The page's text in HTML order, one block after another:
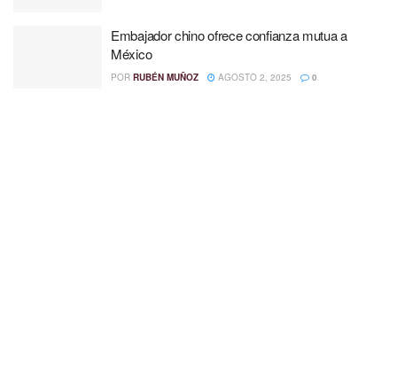
Embajador chino ofrece confianza mutua a
México
POR RUBÉN MUÑOZ AGOSTO 2, 2025 0